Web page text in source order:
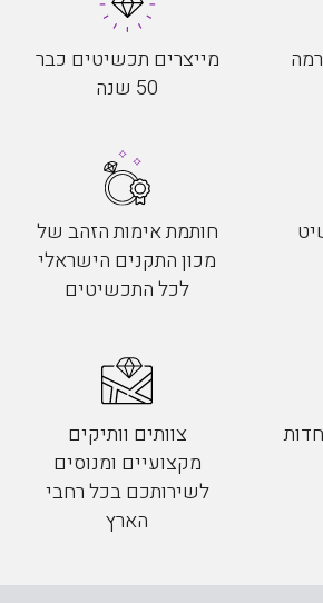
מייצרים תכשיטים כבר
50 שנה
חותמת אימות הזהב של
מכון התקנים הישראלי
לכל התכשיטים
צוותים וותיקים
מקצועיים ומנוסים
לשירותכם בכל רחבי
הארץ